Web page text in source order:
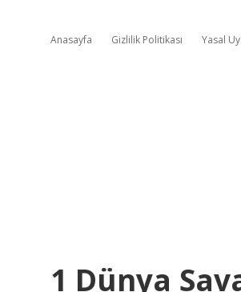
Anasayfa Gizlilik Politikası Yasal
1 Dünya